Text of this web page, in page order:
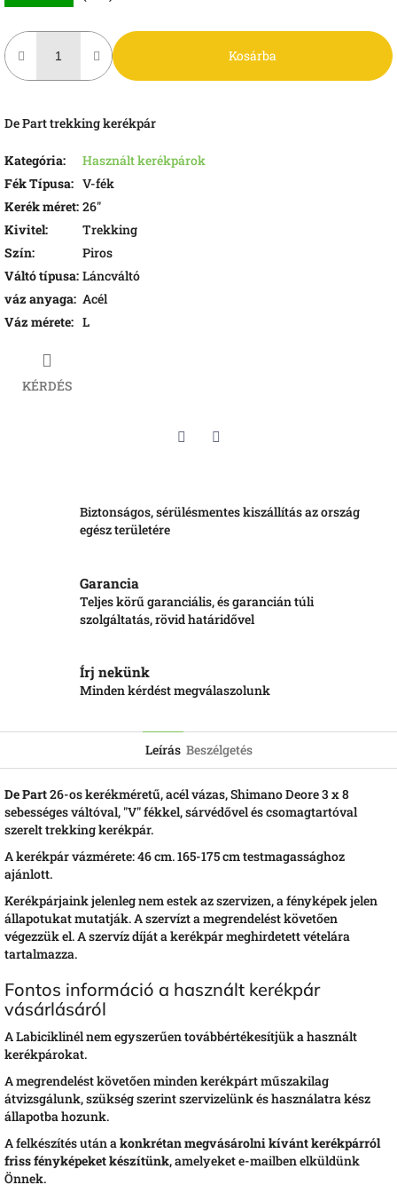
Kosárba
De Part trekking kerékpár
Kategória:
Használt kerékpárok
Fék Típusa: V-fék
Kerék méret: 26"
Kivitel:
Trekking
Szín:
Piros
Váltó típusa: Láncváltó
váz anyaga: Acél
Váz mérete: L
KÉRDÉS
Biztonságos, sérülésmentes kiszállítás az ország
egész területére
Garancia
Teljes körű garanciális, és garancián túli
szolgáltatás, rövid határidővel
Írj nekünk
Minden kérdést megválaszolunk
Leírás Beszélgetés
De Part26-os kerékméretű, acél vázas, Shimano Deore 3 x 8
sebességes váltóval, "V" fékkel, sárvédővel és csomagtartóval
szerelt trekking kerékpár.
A kerékpár vázmérete: 46 cm. 165-175 cm testmagassághoz
ajánlott.
Kerékpárjaink jelenleg nem estek az szervizen, a fényképek jelen
állapotukat mutatják. A szervízt a megrendelést követően
végezzük el. A szervíz díját a kerékpár meghirdetett vételára
tartalmazza.
Fontos információ a használt kerékpár
vásárlásáról
A Labiciklinél nem egyszerűen továbbértékesítjük a használt
kerékpárokat.
A megrendelést követően minden kerékpárt műszakilag
átvizsgálunk, szükség szerint szervizelünk és használatra kész
állapotba hozunk.
A felkészítés után akonkrétan megvásárolni kívánt kerékpárról
friss fényképeket készítünk, amelyeket e-mailben elküldünk
Önnek.